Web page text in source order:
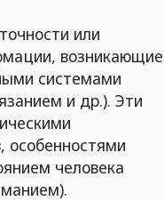
или
возникающие
системами
и др.). Эти
особенностями
человека